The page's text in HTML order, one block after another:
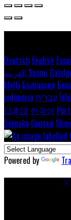
Deutsch English
العربية Suomi
Malti Български
indonesia עברית
日本語 한국어
Svenska Српски
Powered by